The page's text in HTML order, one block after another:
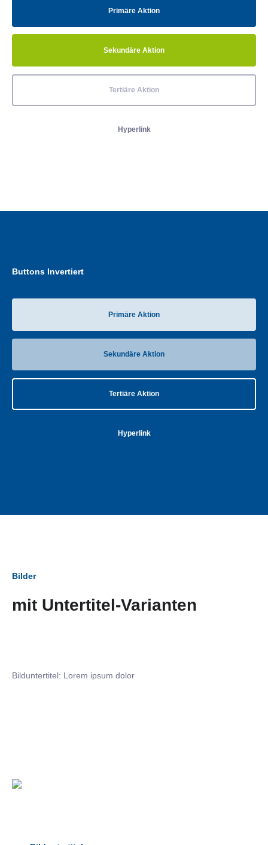
Primäre Aktion
Sekundäre Aktion
Tertiäre Aktion
Hyperlink
Buttons Invertiert
Primäre Aktion
Sekundäre Aktion
Tertiäre Aktion
Hyperlink
Bilder
mit Untertitel-Varianten
Bilduntertitel: Lorem ipsum dolor